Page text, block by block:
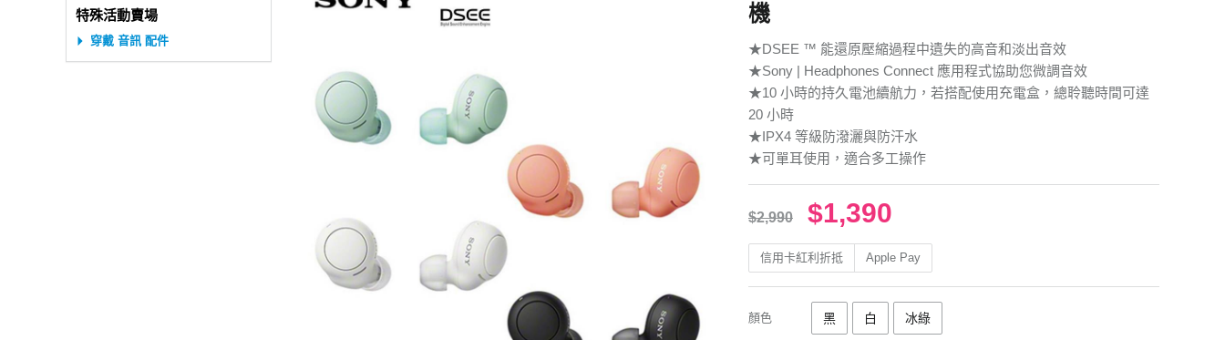
特殊活動賣場
穿戴 音訊 配件
機
★DSEE ™ 能還原壓縮過程中遺失的高音和淡出音效
★Sony | Headphones Connect 應用程式協助您微調音效
★10 小時的持久電池續航力，若搭配使用充電盒，總聆聽時間可達
20 小時
★IPX4 等級防潑灑與防汗水
★可單耳使用，適合多工操作
$2,990 $1,390
信用卡紅利折抵 Apple Pay
顏色 黑 白 冰綠